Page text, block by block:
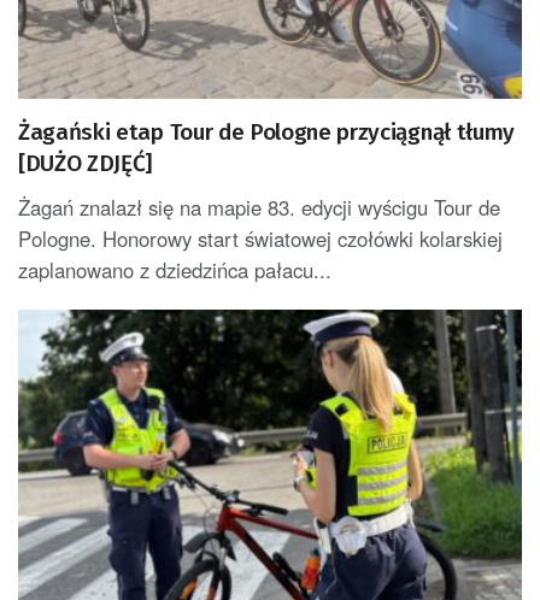
Żagański etap Tour de Pologne przyciągnął tłumy
[DUŻO ZDJĘĆ]
Żagań znalazł się na mapie 83. edycji wyścigu Tour de
Pologne. Honorowy start światowej czołówki kolarskiej
zaplanowano z dziedzińca pałacu...